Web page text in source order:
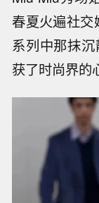
春夏火遍社
系列中那抹
获了时尚界的